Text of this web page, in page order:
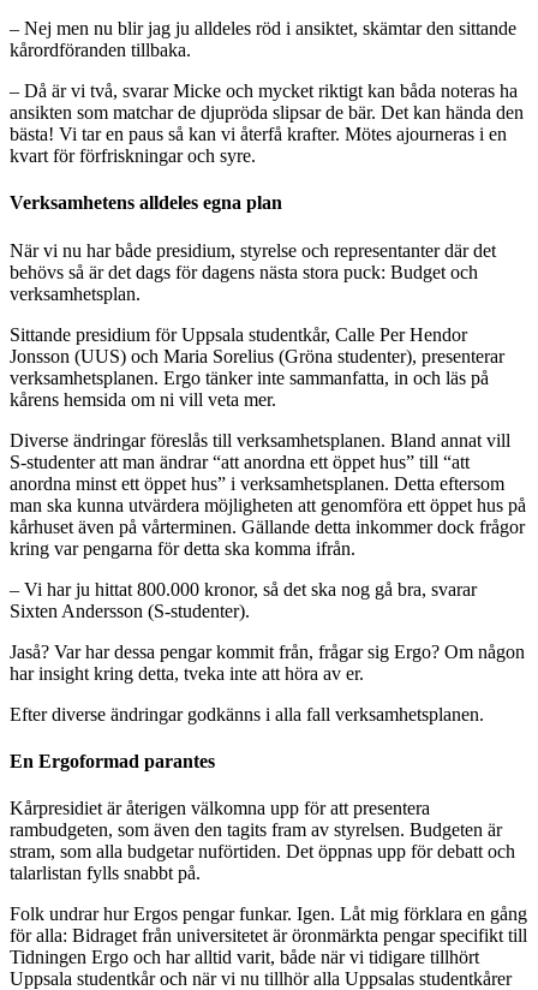
– Nej men nu blir jag ju alldeles röd i ansiktet, skämtar den sittande
kårordföranden tillbaka.
– Då är vi två, svarar Micke och mycket riktigt kan båda noteras ha
ansikten som matchar de djupröda slipsar de bär. Det kan hända den
bästa! Vi tar en paus så kan vi återfå krafter. Mötes ajourneras i en
kvart för förfriskningar och syre.
Verksamhetens alldeles egna plan
När vi nu har både presidium, styrelse och representanter där det
behövs så är det dags för dagens nästa stora puck: Budget och
verksamhetsplan.
Sittande presidium för Uppsala studentkår, Calle Per Hendor
Jonsson (UUS) och Maria Sorelius (Gröna studenter), presenterar
verksamhetsplanen. Ergo tänker inte sammanfatta, in och läs på
kårens hemsida om ni vill veta mer.
Diverse ändringar föreslås till verksamhetsplanen. Bland annat vill
S-studenter att man ändrar “att anordna ett öppet hus” till “att
anordna minst ett öppet hus” i verksamhetsplanen. Detta eftersom
man ska kunna utvärdera möjligheten att genomföra ett öppet hus på
kårhuset även på vårterminen. Gällande detta inkommer dock frågor
kring var pengarna för detta ska komma ifrån.
– Vi har ju hittat 800.000 kronor, så det ska nog gå bra, svarar
Sixten Andersson (S-studenter).
Jaså? Var har dessa pengar kommit från, frågar sig Ergo? Om någon
har insight kring detta, tveka inte att höra av er.
Efter diverse ändringar godkänns i alla fall verksamhetsplanen.
En Ergoformad parantes
Kårpresidiet är återigen välkomna upp för att presentera
rambudgeten, som även den tagits fram av styrelsen. Budgeten är
stram, som alla budgetar nuförtiden. Det öppnas upp för debatt och
talarlistan fylls snabbt på.
Folk undrar hur Ergos pengar funkar. Igen. Låt mig förklara en gång
för alla: Bidraget från universitetet är öronmärkta pengar specifikt till
Tidningen Ergo och har alltid varit, både när vi tidigare tillhört
Uppsala studentkår och när vi nu tillhör alla Uppsalas studentkårer